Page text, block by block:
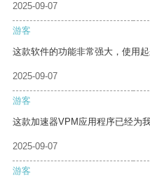
2025-09-07
游客
这款软件的功能非常强大，使用起
2025-09-07
游客
这款加速器VPM应用程序已经为
2025-09-07
游客